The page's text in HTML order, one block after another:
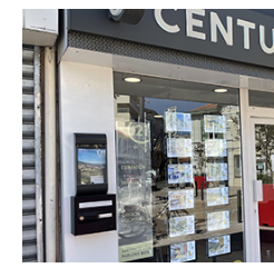
CENTURY 21
43 avenue
CANNES LA
Envoyer